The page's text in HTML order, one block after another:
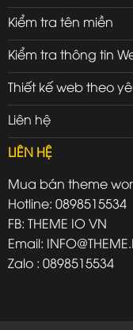
Kiểm tra tên miền
Kiểm tra thông tin
Thiết kế web theo
Liên hệ
LIÊN HỆ
Mua bán theme
Hotline: 0898515534
FB: THEME IO VN
Email:
Zalo : 0898515534